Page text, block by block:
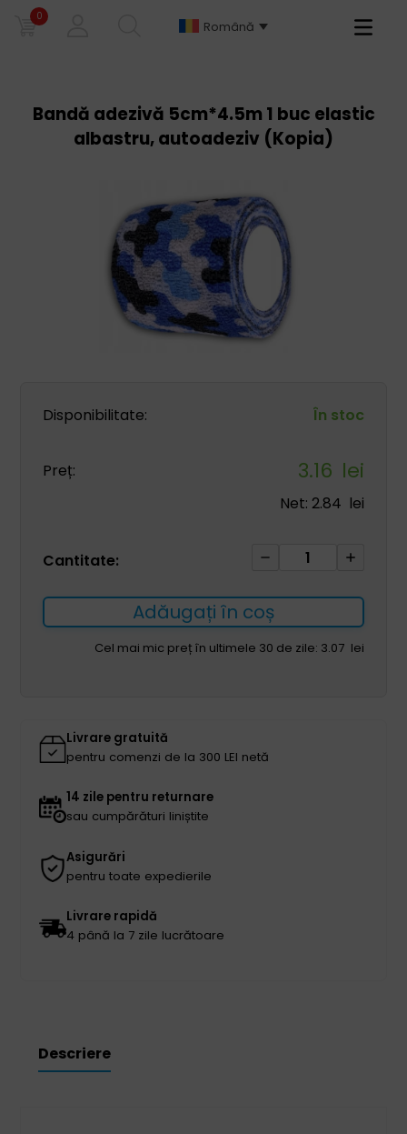
0
Română
Primary
Bandă adezivă 5cm*4.5m 1 buc elastic
albastru, autoadeziv (Kopia)
Disponibilitate: În stoc
Preț: 3.16 lei
Net: 2.84 lei
Cantitate:
Cantitate
adezivă
1
Adăugați în coș
Cel mai mic preț în ultimele 30 de zile: 3.07 lei
Livrare gratuită
pentru comenzi de la 300 LEI netă
14 zile pentru returnare
sau cumpărături liniștite
Asigurări
pentru toate expedierile
Livrare rapidă
4 până la 7 zile lucrătoare
Descriere